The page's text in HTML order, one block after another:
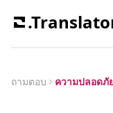
ถามตอบ ความปลอดภั